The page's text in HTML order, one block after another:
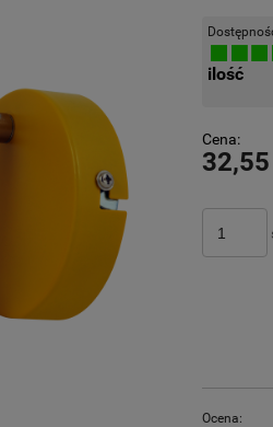
ilość
Cena:
32,55
Ocena: